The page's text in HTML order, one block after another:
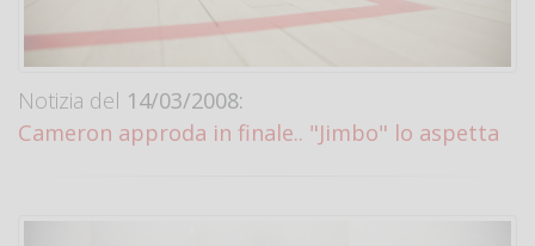
Notizia del 14/03/2008:
Cameron approda in finale.. "Jimbo" lo aspetta